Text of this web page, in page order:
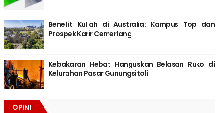
Benefit Kuliah di Australia: Kampus Top dan
Prospek Karir Cemerlang
Kebakaran Hebat Hanguskan Belasan Ruko di
Kelurahan Pasar Gunungsitoli
OPINI